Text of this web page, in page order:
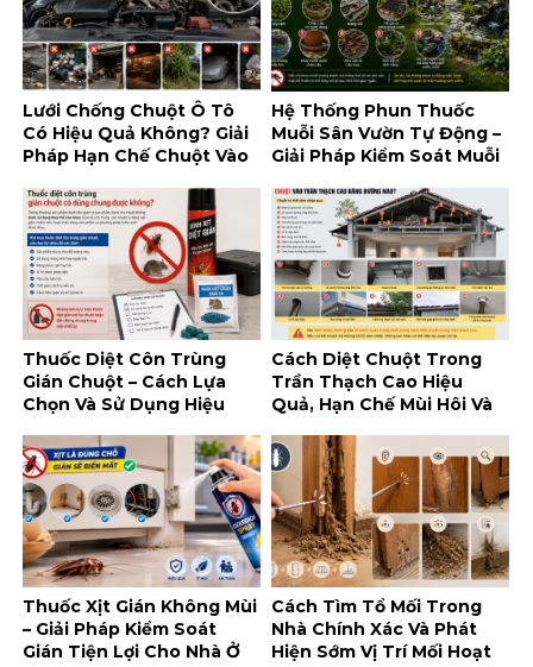
Lưới Chống Chuột Ô Tô
Có Hiệu Quả Không? Giải
Pháp Hạn Chế Chuột Vào
Hệ Thống Phun Thuốc
Muỗi Sân Vườn Tự Động –
Giải Pháp Kiểm Soát Muỗi
Ngoài Trời
Thuốc Diệt Côn Trùng
Gián Chuột – Cách Lựa
Chọn Và Sử Dụng Hiệu
Cách Diệt Chuột Trong
Trần Thạch Cao Hiệu
Quả, Hạn Chế Mùi Hôi Và
Thuốc Xịt Gián Không Mùi
– Giải Pháp Kiểm Soát
Gián Tiện Lợi Cho Nhà Ở
Cách Tìm Tổ Mối Trong
Nhà Chính Xác Và Phát
Hiện Sớm Vị Trí Mối Hoạt